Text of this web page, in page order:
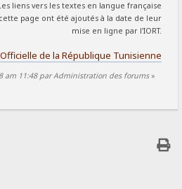
liens vers les textes en langue française
page ont été ajoutés à la date de leur
mise en ligne par l'IORT.
de la République Tunisienne
am 11:48 par Administration des forums»